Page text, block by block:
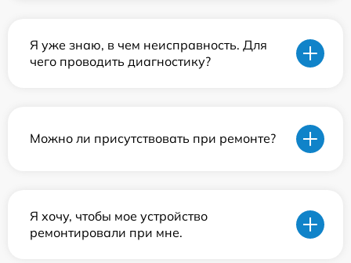
Я уже знаю, в чем неисправность. Для
чего проводить диагностику?
Можно ли присутствовать при ремонте?
Я хочу, чтобы мое устройство
ремонтировали при мне.